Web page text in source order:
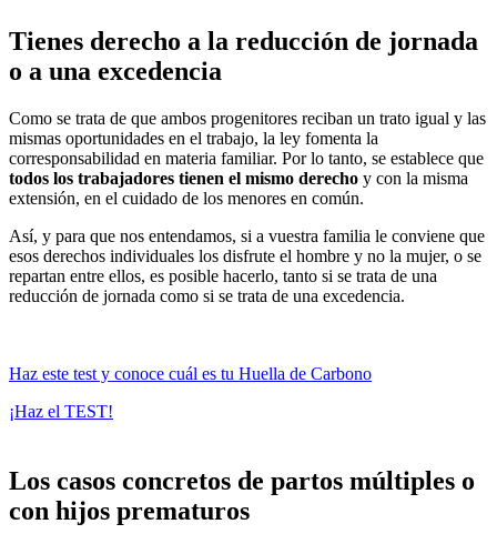
Tienes derecho a la reducción de jornada
o a una excedencia
Como se trata de que ambos progenitores reciban un trato igual y las
mismas oportunidades en el trabajo, la ley fomenta la
corresponsabilidad en materia familiar. Por lo tanto, se establece que
todos los trabajadores tienen el mismo derecho y con la misma
extensión, en el cuidado de los menores en común.
Así, y para que nos entendamos, si a vuestra familia le conviene que
esos derechos individuales los disfrute el hombre y no la mujer, o se
repartan entre ellos, es posible hacerlo, tanto si se trata de una
reducción de jornada como si se trata de una excedencia.
Haz este test y conoce cuál es tu Huella de Carbono
¡Haz el TEST!
Los casos concretos de partos múltiples o
con hijos prematuros